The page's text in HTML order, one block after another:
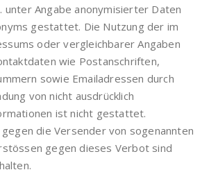
unter Angabe anonymisierter Daten
gestattet. Die Nutzung der im
oder vergleichbarer Angaben
wie Postanschriften,
sowie Emailadressen durch
von nicht ausdrücklich
ist nicht gestattet.
die Versender von sogenannten
gegen dieses Verbot sind